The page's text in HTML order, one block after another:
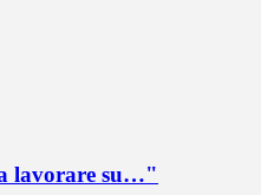
lavorare su…"